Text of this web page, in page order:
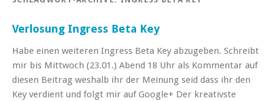
Verlosung Ingress Beta Key
Habe einen weiteren Ingress Beta Key abzugeben. Schreibt
mir bis Mittwoch (23.01.) Abend 18 Uhr als Kommentar auf
diesen Beitrag weshalb ihr der Meinung seid dass ihr den
Key verdient und folgt mir auf Google+ Der kreativste